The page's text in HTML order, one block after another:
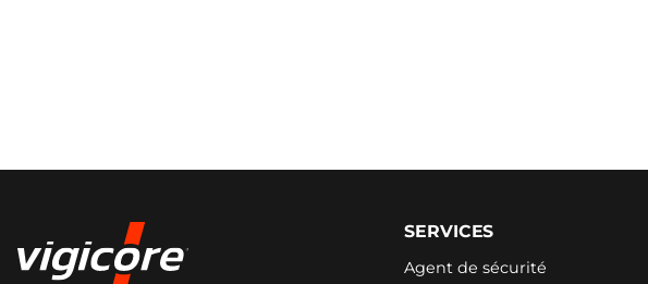
SERVICES
Agent de sécurité